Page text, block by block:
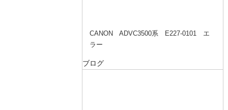
CANON ADVC3500系 E227-0101 エ
ラー
ブログ